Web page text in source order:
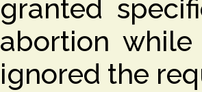
granted
abortion
ignored the